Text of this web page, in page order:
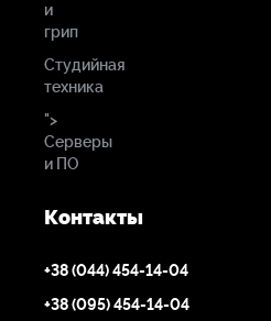
и
грип
Студийная
техника
">
Серверы
и ПО
Контакты
+38 (044) 454-14-04
+38 (095) 454-14-04